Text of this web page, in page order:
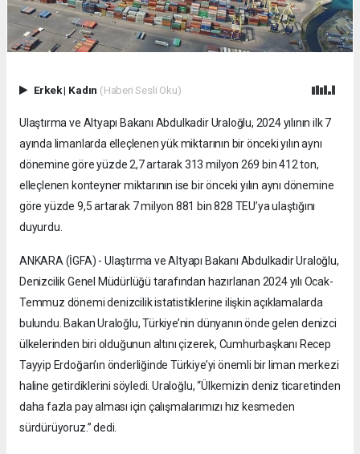
Erkek| Kadın (Haberi Sesli Oku)
Ulaştırma ve Altyapı Bakanı Abdulkadir Uraloğlu, 2024 yılının ilk 7
ayında limanlarda elleçlenen yük miktarının bir önceki yılın aynı
dönemine göre yüzde 2,7 artarak 313 milyon 269 bin 412 ton,
elleçlenen konteyner miktarının ise bir önceki yılın aynı dönemine
göre yüzde 9,5 artarak 7 milyon 881 bin 828 TEU’ya ulaştığını
duyurdu.
ANKARA (İGFA) - Ulaştırma ve Altyapı Bakanı Abdulkadir Uraloğlu,
Denizcilik Genel Müdürlüğü tarafından hazırlanan 2024 yılı Ocak-
Temmuz dönemi denizcilik istatistiklerine ilişkin açıklamalarda
bulundu. Bakan Uraloğlu, Türkiye’nin dünyanın önde gelen denizci
ülkelerinden biri olduğunun altını çizerek, Cumhurbaşkanı Recep
Tayyip Erdoğan’ın önderliğinde Türkiye’yi önemli bir liman merkezi
haline getirdiklerini söyledi. Uraloğlu, “Ülkemizin deniz ticaretinden
daha fazla pay alması için çalışmalarımızı hız kesmeden
sürdürüyoruz.” dedi.